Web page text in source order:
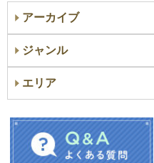
アーカイブ
ジャンル
エリア